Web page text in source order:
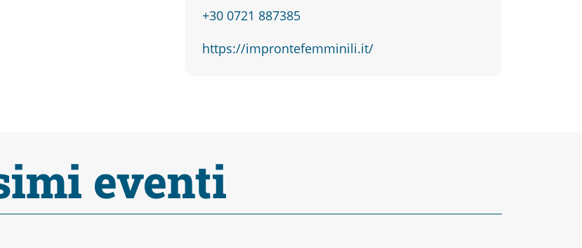
+30 0721 887385
https://improntefemminili.it/
eventi